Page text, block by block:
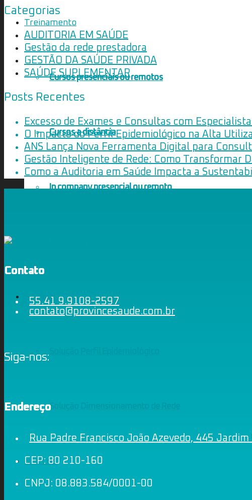
Treinamento
Cursos presenciais ou remotos
Cursos a distância
In company presencial ou remoto
Software
Solução Dimensionamento de Rede
Notícias
Categorias
AUDITORIA EM SAÚDE
Gestão da rede prestadora
GESTÃO DA SAÚDE PRIVADA
SAÚDE SUPLEMENTAR
Posts Recentes
Excesso de Exames e Consultas com
O Impacto do Perfil Epidemiológico na Alta
ANS Lança Nova Ferramenta Digital para
Gestão Inteligente de Rede: Como Transformar
Como a Auditoria em Saúde Impacta a
Contato
55.41 9.9108-2597
contato@provincesaude.com.br
Siga-nos:
Endereço
Rua Padre Francisco João Azevedo, 445
CEP: 80 210-160
CNPJ: 08.883.584/0001-00